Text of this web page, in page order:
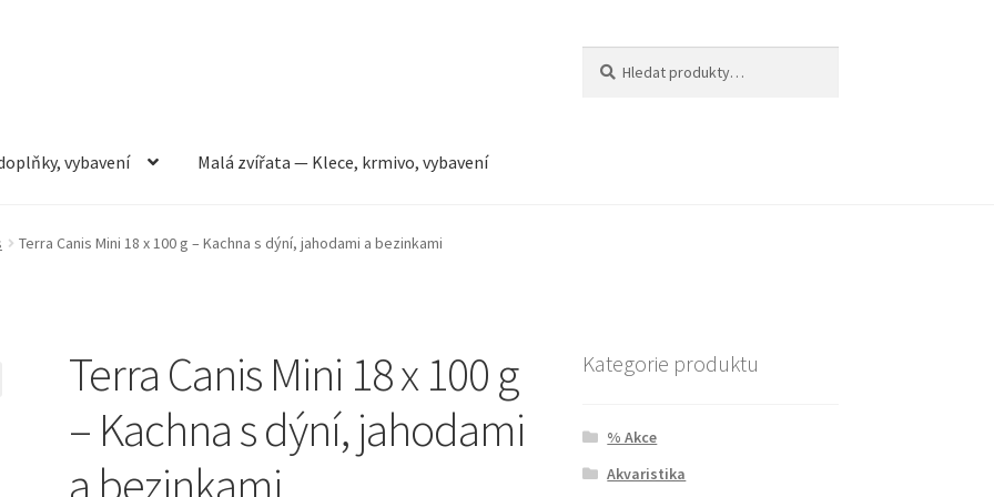
vybavení Malá zvířata — Klece, krmivo, vybavení
vybavení Můj účet Obchod Pokladna Vše pro kočky
Terra Canis Mini 18 x 100 g – Kachna s dýní, jahodami a bezinkami
Terra Canis Mini 18 x 100 g
– Kachna s dýní, jahodami
a bezinkami
Kategorie produktu
% Akce
Akvaristika